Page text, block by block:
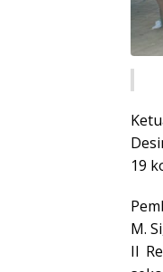
19
M.
II